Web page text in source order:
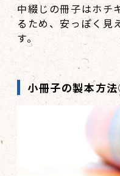
中綴じの冊子はホチ
るため、安っぽく見
す。
小冊子の製本方